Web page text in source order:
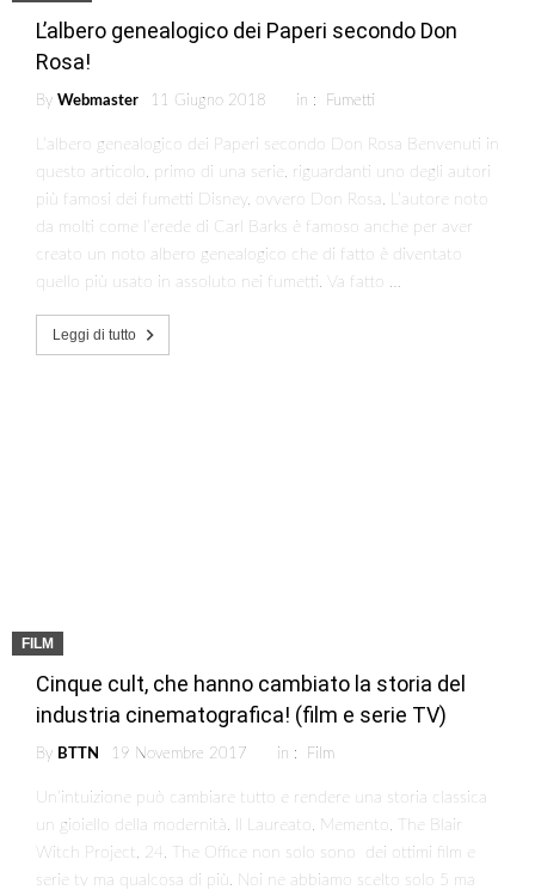
L’albero genealogico dei Paperi secondo Don
Rosa!
By Webmaster 11 Giugno 2018 in : Fumetti
L’albero genealogico dei Paperi secondo Don Rosa Benvenuti in
questo articolo, primo di una serie, riguardanti uno degli autori
più famosi dei fumetti Disney, ovvero Don Rosa. L’autore noto
da molti come l’erede di Carl Barks è famoso anche per aver
creato un noto albero genealogico che di fatto è diventato
quello più usato in assoluto nei fumetti. Va fatto …
Leggi di tutto
FILM
Cinque cult, che hanno cambiato la storia del
industria cinematografica! (film e serie TV)
By BTTN 19 Novembre 2017 in : Film
Un’intuizione può cambiare tutto e rendere una storia classica
un gioiello della modernità. Il Laureato, Memento, The Blair
Witch Project, 24, The Office non solo sono dei ottimi film e
serie tv ma qualcosa di più. Noi ne abbiamo scelto solo 5 ma